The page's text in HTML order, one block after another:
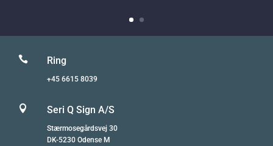
 Ring
+45 6615 8039
 Seri Q Sign A/S
Stærmosegårdsvej 30
DK-5230 Odense M